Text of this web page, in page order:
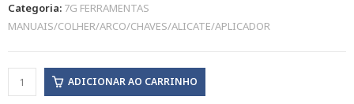
Categoria: 7G FERRAMENTAS
MANUAIS/COLHER/ARCO/CHAVES/ALICATE/APLICADOR
ADICIONAR AO CARRINHO